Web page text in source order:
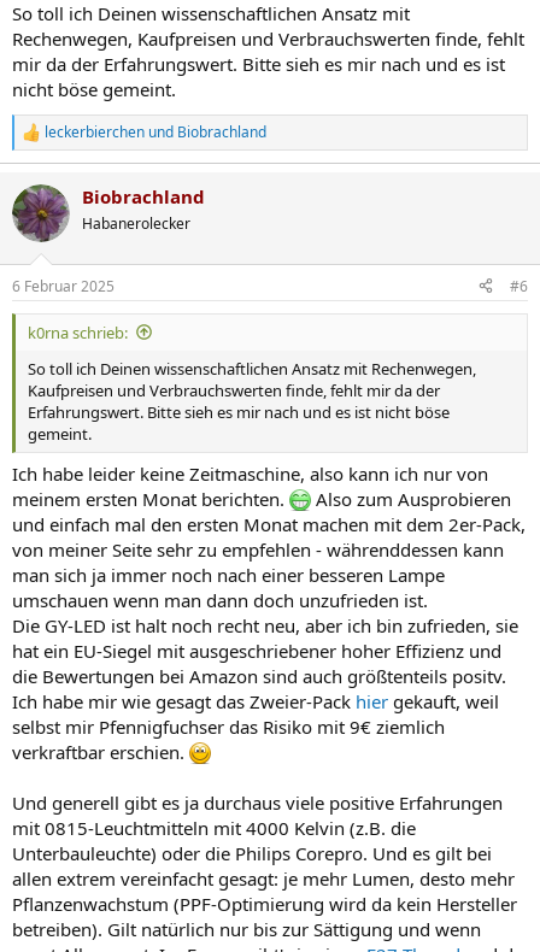
So toll ich Deinen wissenschaftlichen Ansatz mit
Rechenwegen, Kaufpreisen und Verbrauchswerten finde, fehlt
mir da der Erfahrungswert. Bitte sieh es mir nach und es ist
nicht böse gemeint.
R
e
k
t
i
e
n
leckerbierchen und Biobrachland
Biobrachland
Habanerolecker
6 Februar 2025 #6
k0rna schrieb:
So toll ich Deinen wissenschaftlichen Ansatz mit Rechenwegen,
Kaufpreisen und Verbrauchswerten finde, fehlt mir da der
Erfahrungswert. Bitte sieh es mir nach und es ist nicht böse
gemeint.
Ich habe leider keine Zeitmaschine, also kann ich nur von
meinem ersten Monat berichten.
Also zum Ausprobieren
und einfach mal den ersten Monat machen mit dem 2er-Pack,
von meiner Seite sehr zu empfehlen - währenddessen kann
man sich ja immer noch nach einer besseren Lampe
umschauen wenn man dann doch unzufrieden ist.
Die GY-LED ist halt noch recht neu, aber ich bin zufrieden, sie
hat ein EU-Siegel mit ausgeschriebener hoher Effizienz und
die Bewertungen bei Amazon sind auch größtenteils positv.
Ich habe mir wie gesagt das Zweier-Pack hier gekauft, weil
selbst mir Pfennigfuchser das Risiko mit 9€ ziemlich
verkraftbar erschien.
Und generell gibt es ja durchaus viele positive Erfahrungen
mit 0815-Leuchtmitteln mit 4000 Kelvin (z.B. die
Unterbauleuchte) oder die Philips Corepro. Und es gilt bei
allen extrem vereinfacht gesagt: je mehr Lumen, desto mehr
Pflanzenwachstum (PPF-Optimierung wird da kein Hersteller
betreiben). Gilt natürlich nur bis zur Sättigung und wenn